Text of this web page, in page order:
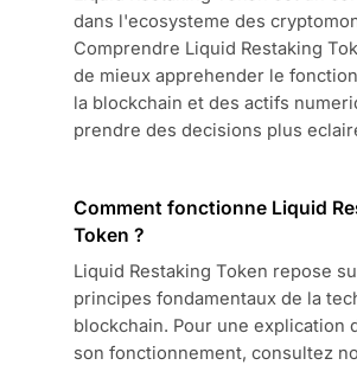
dans l'ecosysteme des
Comprendre Liquid Restaking
de mieux apprehender le
la blockchain et des actifs
prendre des decisions plus
Comment fonctionne Liquid
Token ?
Liquid Restaking Token repose
principes fondamentaux de la
blockchain. Pour une explication
son fonctionnement, consultez